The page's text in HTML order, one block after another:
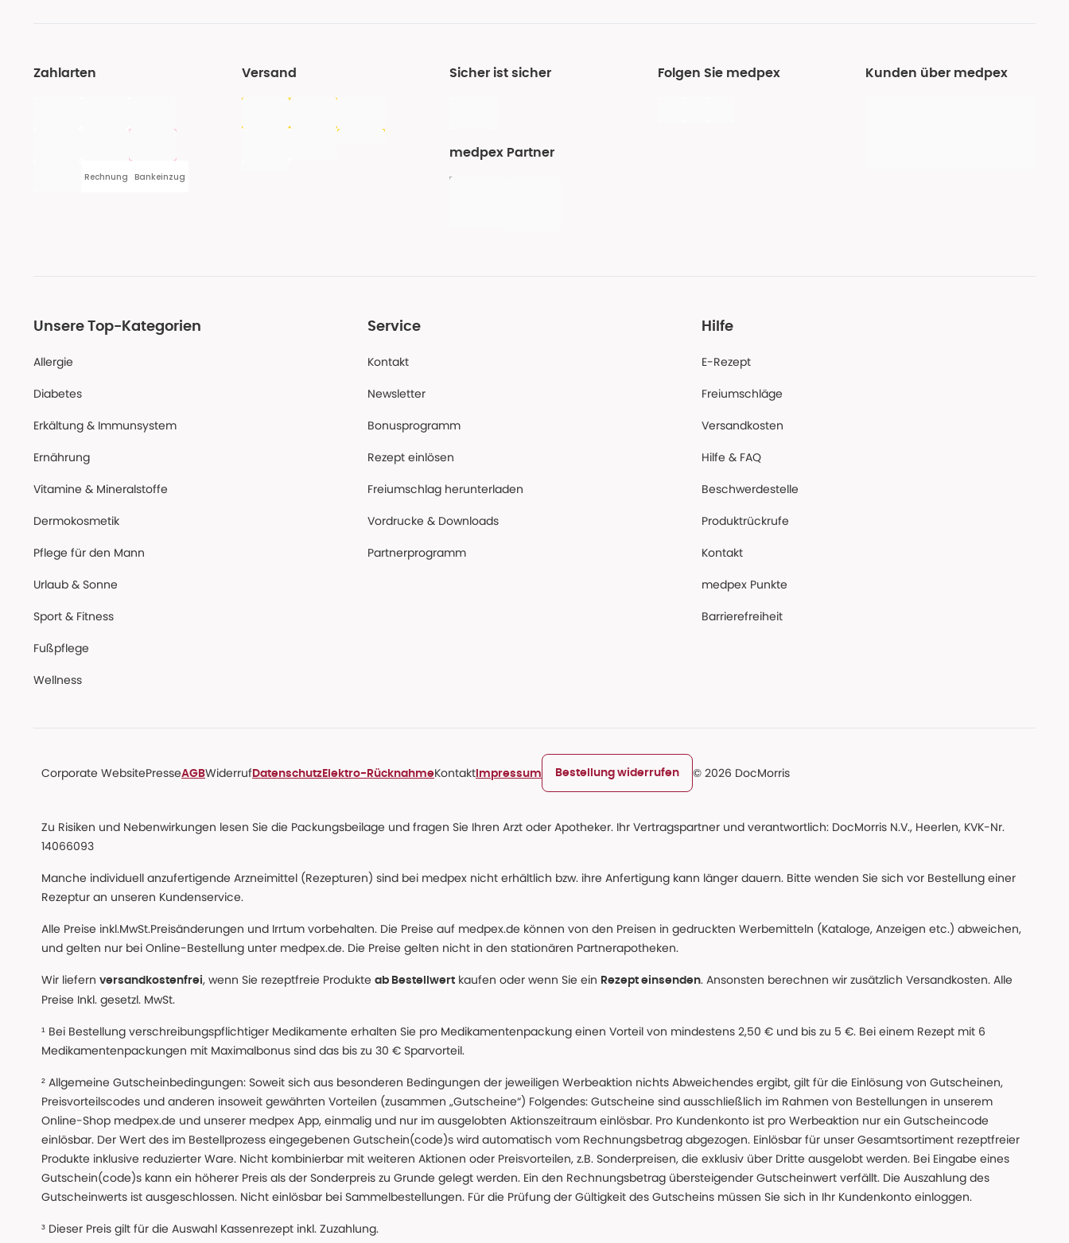
Zahlarten
Rechnung Bankeinzug
Versand Sicher ist sicher
medpex Partner
Folgen Sie medpex Kunden über medpex
Unsere Top-Kategorien
Allergie
Diabetes
Erkältung & Immunsystem
Ernährung
Vitamine & Mineralstoffe
Dermokosmetik
Pflege für den Mann
Urlaub & Sonne
Sport & Fitness
Fußpflege
Wellness
Service
Kontakt
Newsletter
Bonusprogramm
Rezept einlösen
Freiumschlag herunterladen
Vordrucke & Downloads
Partnerprogramm
Hilfe
E-Rezept
Freiumschläge
Versandkosten
Hilfe & FAQ
Beschwerdestelle
Produktrückrufe
Kontakt
medpex Punkte
Barrierefreiheit
Corporate WebsitePresseAGBWiderruf Datenschutz Elektro-RücknahmeKontakt Impressum Bestellung widerrufen © 2026 DocMorris
Zu Risiken und Nebenwirkungen lesen Sie die Packungsbeilage und fragen Sie Ihren Arzt oder Apotheker. Ihr Vertragspartner und verantwortlich: DocMorris N.V., Heerlen, KVK-Nr.
14066093
Manche individuell anzufertigende Arzneimittel (Rezepturen) sind bei medpex nicht erhältlich bzw. ihre Anfertigung kann länger dauern. Bitte wenden Sie sich vor Bestellung einer
Rezeptur an unseren Kundenservice.
Alle Preise inkl.MwSt.Preisänderungen und Irrtum vorbehalten. Die Preise auf medpex.de können von den Preisen in gedruckten Werbemitteln (Kataloge, Anzeigen etc.) abweichen,
und gelten nur bei Online-Bestellung unter medpex.de. Die Preise gelten nicht in den stationären Partnerapotheken.
Wir liefern versandkostenfrei, wenn Sie rezeptfreie Produkte ab Bestellwert kaufen oder wenn Sie ein Rezept einsenden. Ansonsten berechnen wir zusätzlich Versandkosten. Alle
Preise Inkl. gesetzl. MwSt.
¹ Bei Bestellung verschreibungspflichtiger Medikamente erhalten Sie pro Medikamentenpackung einen Vorteil von mindestens 2,50 € und bis zu 5 €. Bei einem Rezept mit 6
Medikamentenpackungen mit Maximalbonus sind das bis zu 30 € Sparvorteil.
² Allgemeine Gutscheinbedingungen: Soweit sich aus besonderen Bedingungen der jeweiligen Werbeaktion nichts Abweichendes ergibt, gilt für die Einlösung von Gutscheinen,
Preisvorteilscodes und anderen insoweit gewährten Vorteilen (zusammen „Gutscheine“) Folgendes: Gutscheine sind ausschließlich im Rahmen von Bestellungen in unserem
Online-Shop medpex.de und unserer medpex App, einmalig und nur im ausgelobten Aktionszeitraum einlösbar. Pro Kundenkonto ist pro Werbeaktion nur ein Gutscheincode
einlösbar. Der Wert des im Bestellprozess eingegebenen Gutschein(code)s wird automatisch vom Rechnungsbetrag abgezogen. Einlösbar für unser Gesamtsortiment rezeptfreier
Produkte inklusive reduzierter Ware. Nicht kombinierbar mit weiteren Aktionen oder Preisvorteilen, z.B. Sonderpreisen, die exklusiv über Dritte ausgelobt werden. Bei Eingabe eines
Gutschein(code)s kann ein höherer Preis als der Sonderpreis zu Grunde gelegt werden. Ein den Rechnungsbetrag übersteigender Gutscheinwert verfällt. Die Auszahlung des
Gutscheinwerts ist ausgeschlossen. Nicht einlösbar bei Sammelbestellungen. Für die Prüfung der Gültigkeit des Gutscheins müssen Sie sich in Ihr Kundenkonto einloggen.
³ Dieser Preis gilt für die Auswahl Kassenrezept inkl. Zuzahlung.